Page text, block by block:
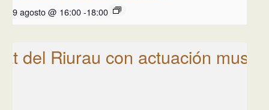
9 agosto @ 16:00-18:00